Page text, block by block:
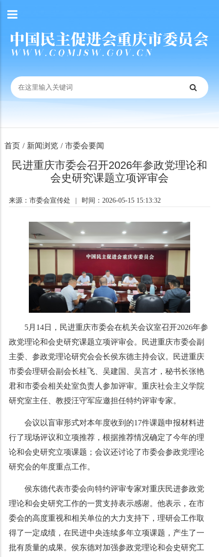
首页 / 新闻浏览 / 市委会要闻
民进重庆市委会召开2026年参政党理论和
会史研究课题立项评审会
来源：市委会宣传处 时间：2026-05-15 15:13:32
5月14日，民进重庆市委会在机关会议室召开2026年参
政党理论和会史研究课题立项评审会。民进重庆市委会副
主委、参政党理论研究会会长侯东德主持会议。民进重庆
市委会理研会副会长桂飞、吴建国、吴言才，秘书长张艳
君和市委会相关处室负责人参加评审。重庆社会主义学院
研究室主任、教授汪守军应邀担任特约评审专家。
会议以盲审形式对本年度收到的17件课题申报材料进
行了现场评议和立项推荐，根据推荐情况确定了今年的理
论和会史研究立项课题；会议还讨论了市委会参政党理论
研究会的年度重点工作。
侯东德代表市委会向特约评审专家对重庆民进参政党
理论和会史研究工作的一贯支持表示感谢。他表示，在市
委会的高度重视和相关单位的大力支持下，理研会工作取
得了一定成绩，在民进中央连续多年立项课题，产生了一
批有质量的成果。侯东德对加强参政党理论和会史研究工